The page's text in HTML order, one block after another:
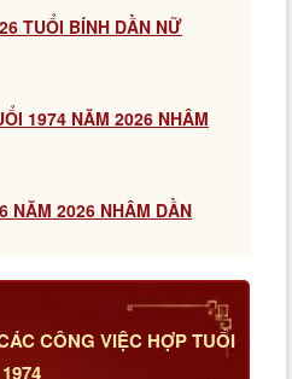
TUỔI BÍNH DẦN NỮ
1974 NĂM 2026 NHÂM
NĂM 2026 NHÂM DẦN
CÔNG VIỆC HỢP TUỔI
1974